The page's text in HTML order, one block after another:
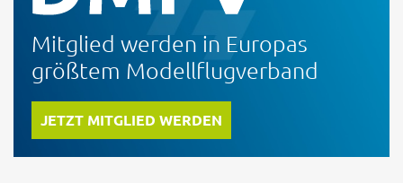
Mitglied werden in Europas
größtem Modellflugverband
JETZT MITGLIED WERDEN